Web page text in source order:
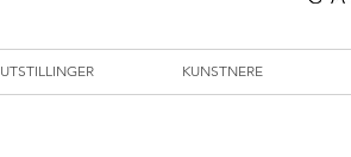
UTSTILLINGER KUNSTNERE